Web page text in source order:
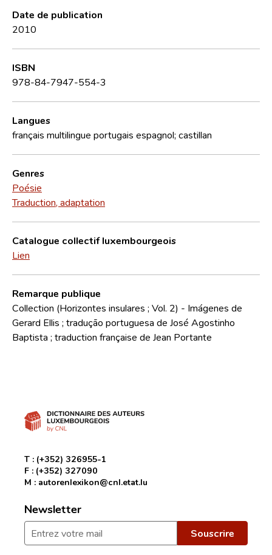
Date de publication
2010
ISBN
978-84-7947-554-3
Langues
français multilingue portugais espagnol; castillan
Genres
Poésie
Traduction, adaptation
Catalogue collectif luxembourgeois
Lien
Remarque publique
Collection (Horizontes insulares ; Vol. 2) - Imágenes de
Gerard Ellis ; tradução portuguesa de José Agostinho
Baptista ; traduction française de Jean Portante
T : (+352) 326955-1
F : (+352) 327090
M : autorenlexikon@cnl.etat.lu
Newsletter